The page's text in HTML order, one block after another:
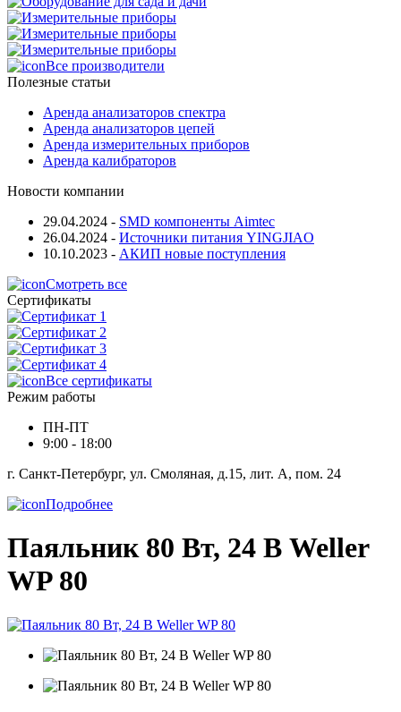
Все производители
Полезные статьи
Аренда анализаторов спектра
Аренда анализаторов цепей
Аренда измерительных приборов
Аренда калибраторов
Новости компании
29.04.2024 - SMD компоненты Aimtec
26.04.2024 - Источники питания YINGJIAO
10.10.2023 - АКИП новые поступления
Смотреть все
Сертификаты
Все сертификаты
Режим работы
ПН-ПТ
9:00 - 18:00
г. Санкт-Петербург, ул. Смоляная, д.15, лит. А, пом. 24
Подробнее
Паяльник 80 Вт, 24 В Weller
WP 80